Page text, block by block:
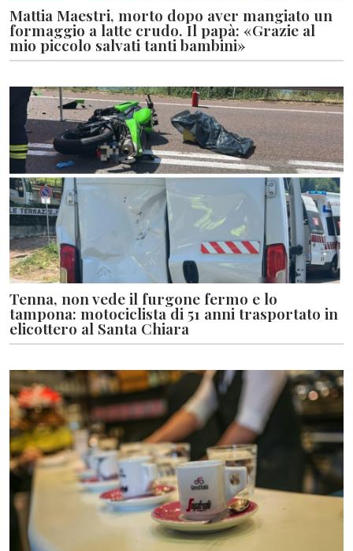
Mattia Maestri, morto dopo aver mangiato un
formaggio a latte crudo. Il papà: «Grazie al
mio piccolo salvati tanti bambini»
Tenna, non vede il furgone fermo e lo
tampona: motociclista di 51 anni trasportato in
elicottero al Santa Chiara